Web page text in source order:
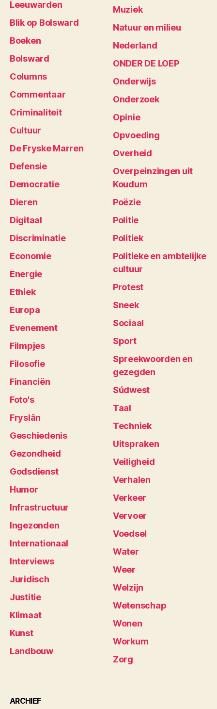
Leeuwarden
Blik op Bolsward
Boeken
Bolsward
Columns
Commentaar
Criminaliteit
Cultuur
De Fryske Marren
Defensie
Democratie
Dieren
Digitaal
Discriminatie
Economie
Energie
Ethiek
Europa
Evenement
Filmpjes
Filosofie
Financiën
Foto's
Fryslân
Geschiedenis
Gezondheid
Godsdienst
Humor
Infrastructuur
Ingezonden
Internationaal
Interviews
Juridisch
Justitie
Klimaat
Kunst
Landbouw
Muziek
Natuur en milieu
Nederland
ONDER DE LOEP
Onderwijs
Onderzoek
Opinie
Opvoeding
Overheid
Overpeinzingen uit
Koudum
Poëzie
Politie
Politiek
Politieke en ambtelijke
cultuur
Protest
Sneek
Sociaal
Sport
Spreekwoorden en
gezegden
Súdwest
Taal
Techniek
Uitspraken
Veiligheid
Verhalen
Verkeer
Vervoer
Voedsel
Water
Weer
Welzijn
Wetenschap
Wonen
Workum
Zorg
ARCHIEF